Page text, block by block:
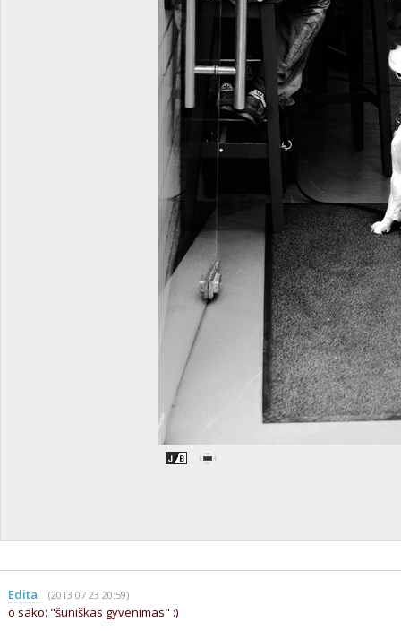
Edita (2013 07 23 20:59)
o sako: "šuniškas gyvenimas" :)